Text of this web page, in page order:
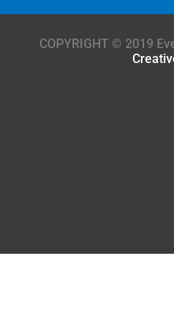
COPYRIGHT © 2019